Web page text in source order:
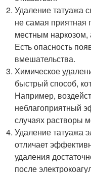
Удаление татуажа
не самая приятная
местным наркозом,
Есть опасность
вмешательства.
Химическое
быстрый способ,
Например,
неблагоприятный
случаях растворы
Удаление татуажа
отличает
удаления
после